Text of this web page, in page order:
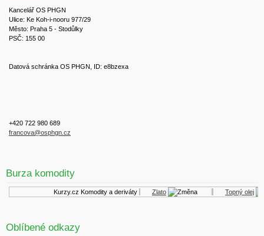
Kancelář OS PHGN
Ulice: Ke Koh-i-nooru 977/29
Město: Praha 5 - Stodůlky
PSČ: 155 00
Datová schránka OS PHGN, ID: e8bzexa
+420 722 980 689
francova@osphgn.cz
Burza komodity
Kurzy.cz Komodity a deriváty Zlato Topný olej
Oblíbené odkazy